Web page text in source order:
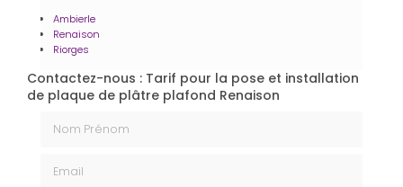
Ambierle
Renaison
Riorges
Contactez-nous : Tarif pour la pose et installation
de plaque de plâtre plafond Renaison